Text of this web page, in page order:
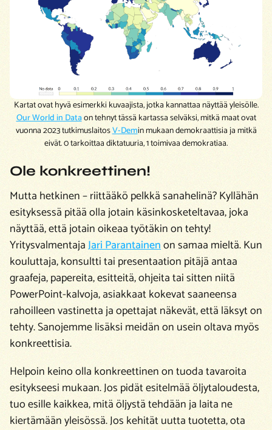
Kartat ovat hyvä esimerkki kuvaajista, jotka kannattaa näyttää yleisölle.
Our World in Dataon tehnyt tässä kartassa selväksi, mitkä maat ovat
vuonna 2023 tutkimuslaitosV-Demin mukaan demokraattisia ja mitkä
eivät. 0 tarkoittaa diktatuuria, 1 toimivaa demokratiaa.
Ole konkreettinen!
Mutta hetkinen – riittääkö pelkkä sanahelinä? Kyllähän
esityksessä pitää olla jotain käsinkosketeltavaa, joka
näyttää, että jotain oikeaa työtäkin on tehty!
YritysvalmentajaJari Parantainenon samaa mieltä. Kun
kouluttaja, konsultti tai presentaation pitäjä antaa
graafeja, papereita, esitteitä, ohjeita tai sitten niitä
PowerPoint-kalvoja, asiakkaat kokevat saaneensa
rahoilleen vastinetta ja opettajat näkevät, että läksyt on
tehty. Sanojemme lisäksi meidän on usein oltava myös
konkreettisia.
Helpoin keino olla konkreettinen on tuoda tavaroita
esitykseesi mukaan. Jos pidät esitelmää öljytaloudesta,
tuo esille kaikkea, mitä öljystä tehdään ja laita ne
kiertämään yleisössä. Jos kehität uutta tuotetta, ota